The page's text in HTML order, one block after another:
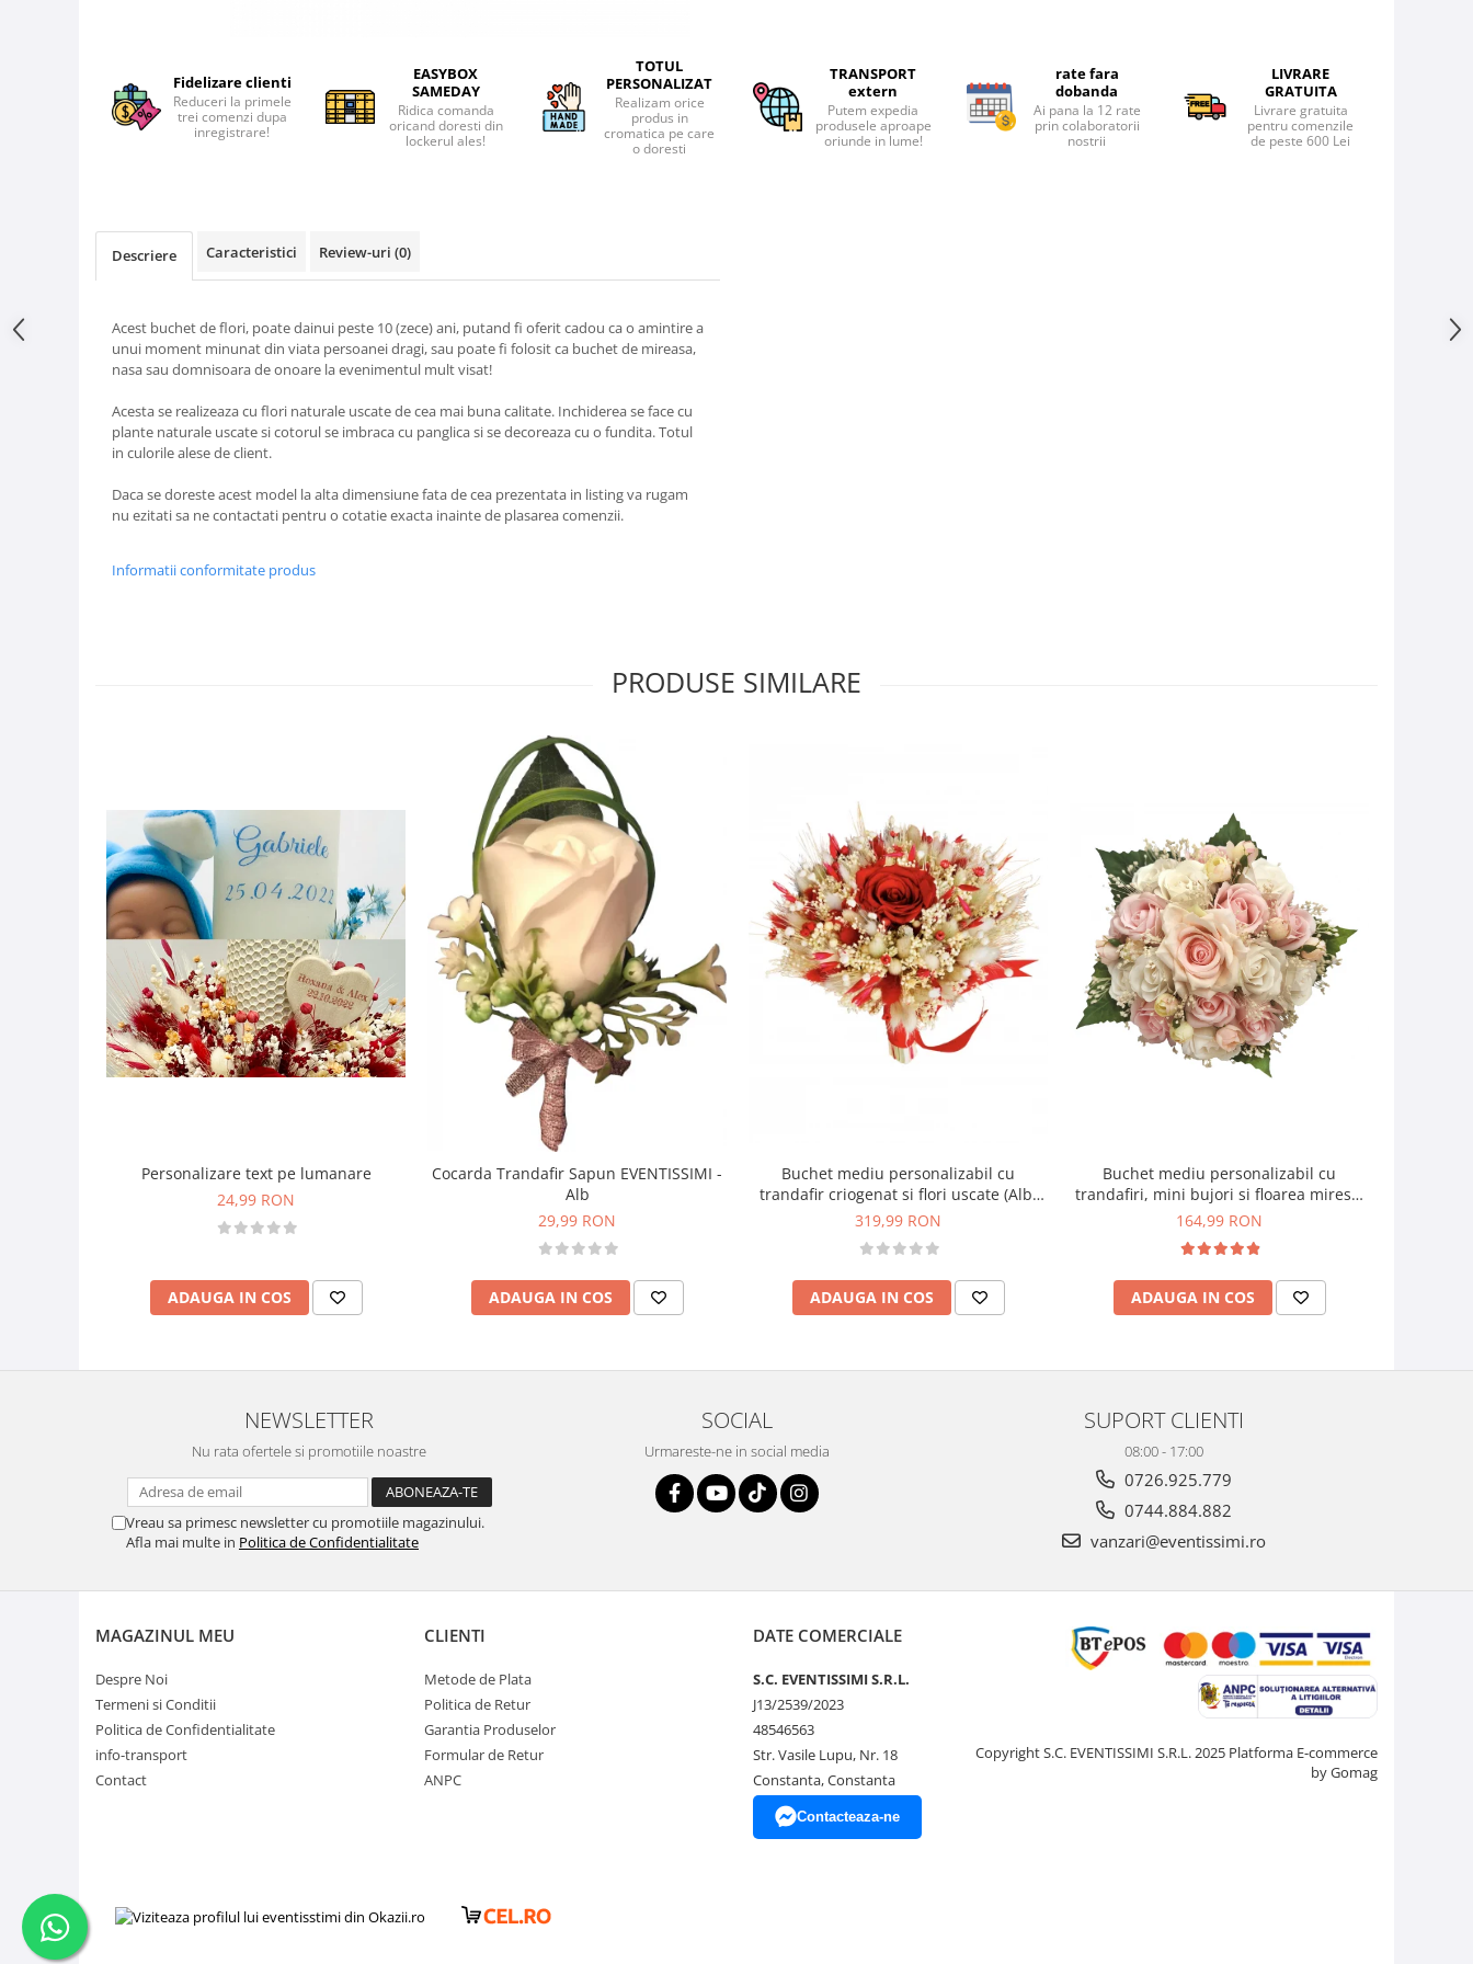
Fidelizare clienti
Reduceri la primele
trei comenzi dupa
inregistrare!
EASYBOX
SAMEDAY
Ridica comanda
oricand doresti din
lockerul ales!
TOTUL
PERSONALIZAT
Realizam orice
produs in
cromatica pe care
o doresti
TRANSPORT
extern
Putem expedia
produsele aproape
oriunde in lume!
rate fara
dobanda
Ai pana la 12 rate
prin colaboratorii
nostrii
LIVRARE
GRATUITA
Livrare gratuita
pentru comenzile
de peste 600 Lei
Descriere Caracteristici Review-uri (0)
Acest buchet de flori, poate dainui peste 10 (zece) ani, putand fi oferit cadou ca o amintire a
unui moment minunat din viata persoanei dragi, sau poate fi folosit ca buchet de mireasa,
nasa sau domnisoara de onoare la evenimentul mult visat!
Acesta se realizeaza cu flori naturale uscate de cea mai buna calitate. Inchiderea se face cu
plante naturale uscate si cotorul se imbraca cu panglica si se decoreaza cu o fundita. Totul
in culorile alese de client.
Daca se doreste acest model la alta dimensiune fata de cea prezentata in listing va rugam
nu ezitati sa ne contactati pentru o cotatie exacta inainte de plasarea comenzii.
Informatii conformitate produs
PRODUSE SIMILARE
Personalizare text pe lumanare
24,99 RON
ADAUGA IN COS
Cocarda Trandafir Sapun EVENTISSIMI -
Alb
29,99 RON
ADAUGA IN COS
Buchet mediu personalizabil cu
trandafir criogenat si flori uscate (Alb,
Rosu)
319,99 RON
ADAUGA IN COS
Buchet mediu personalizabil cu
trandafiri, mini bujori si floarea miresei
(Alb, Roz)
164,99 RON
ADAUGA IN COS
NEWSLETTER
Nu rata ofertele si promotiile noastre
Vreau sa primesc newsletter cu promotiile magazinului.
Afla mai multe in Politica de Confidentialitate
SOCIAL
Urmareste-ne in social media
SUPORT CLIENTI
08:00 - 17:00
0726.925.779
0744.884.882
vanzari@eventissimi.ro
MAGAZINUL MEU
Despre Noi
Termeni si Conditii
Politica de Confidentialitate
info-transport
Contact
CLIENTI
Metode de Plata
Politica de Retur
Garantia Produselor
Formular de Retur
ANPC
DATE COMERCIALE
S.C. EVENTISSIMI S.R.L.
J13/2539/2023
48546563
Str. Vasile Lupu, Nr. 18
Constanta, Constanta
Contacteaza-ne
Copyright S.C. EVENTISSIMI S.R.L. 2025 Platforma E-commerce
by Gomag